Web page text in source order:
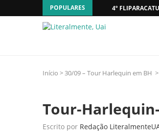
POPULARES 4º
Início >30/09 – Tour Harlequin em BH >
Tour-
Escrito por Redação